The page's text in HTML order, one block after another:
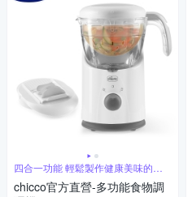
四合一功能 輕鬆製作健康美味的嬰
兒餐
chicco官方直營-多功能食物調